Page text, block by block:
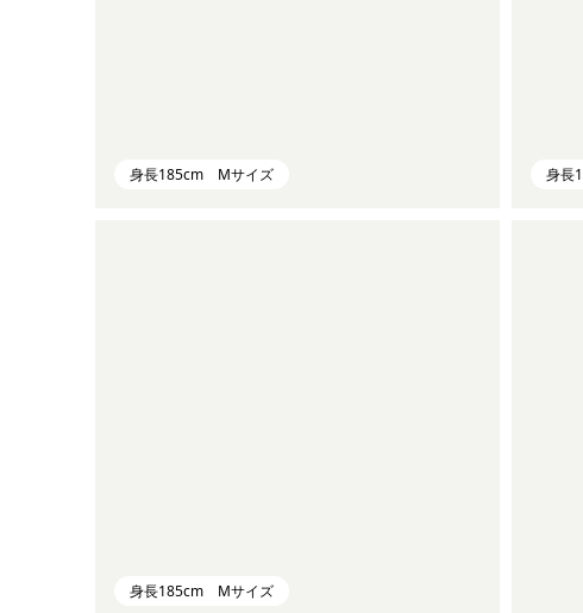
身長185cm Mサイズ 身長
身長185cm Mサイズ